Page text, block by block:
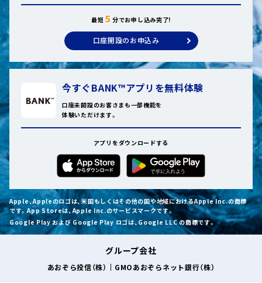
最短 ５分でお申し込み完了!
口座開設のお申込み
今すぐBANK™アプリを無料体験
口座未開設のお客さまも一部機能を
体験いただけます。
アプリをダウンロードする
Apple、Appleのロゴは、米国もしくはその他の国や地域におけるApple Inc.の商標
です。App Storeは、Apple Inc.のサービスマークです。
Google Play および Google Play ロゴは、Google LLC の商標です。
グループ会社
あおぞら投信（株） GMOあおぞらネット銀行（株）